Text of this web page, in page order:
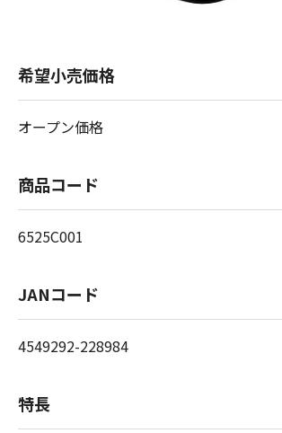
希望小売価格
オープン価格
商品コード
6525C001
JANコード
4549292-228984
特長